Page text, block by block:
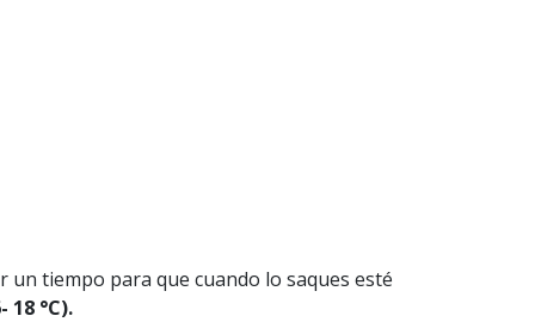
un tiempo para que cuando lo saques esté
°C).